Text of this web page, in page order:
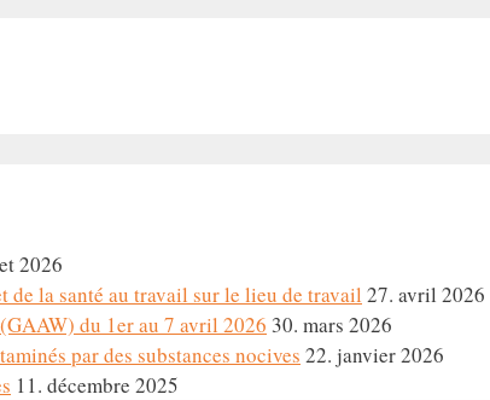
2026
de la santé au travail sur le lieu de travail 27. avril 2026
du 1er au 7 avril 2026 30. mars 2026
par des substances nocives 22. janvier 2026
11. décembre 2025